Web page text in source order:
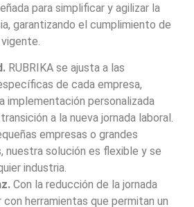
para simplificar y agilizar la
garantizando el cumplimiento de
RUBRIKA se ajusta a las
de cada empresa,
implementación personalizada
a la nueva jornada laboral.
empresas o grandes
nuestra solución es flexible y se
industria.
Con la reducción de la jornada
con herramientas que permitan un